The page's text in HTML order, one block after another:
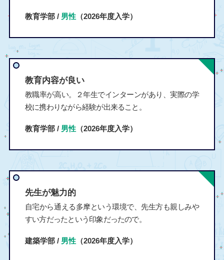
教育学部 / 男性（2026年度入学）
教育内容が良い
教職率が高い。２年生でインターンがあり、実際の学
校に携わりながら経験が出来ること。
教育学部 / 男性（2026年度入学）
先生が魅力的
自宅から通える多摩という環境で、先生方も親しみや
すい方だったという印象だったので。
建築学部 / 男性（2026年度入学）